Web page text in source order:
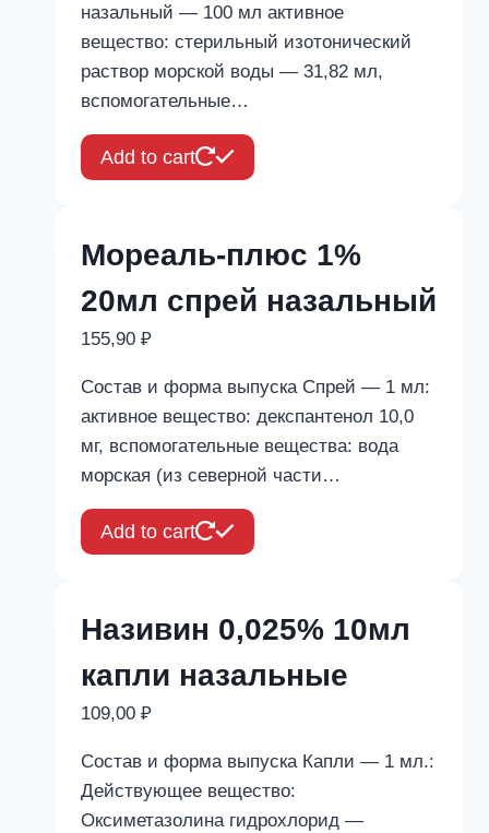
назальный — 100 мл активное
вещество: стерильный изотонический
раствор морской воды — 31,82 мл,
вспомогательные…
Add to cart
Мореаль-плюс 1%
20мл спрей назальный
155,90 ₽
Состав и форма выпуска Спрей — 1 мл:
активное вещество: декспантенол 10,0
мг, вспомогательные вещества: вода
морская (из северной части…
Add to cart
Називин 0,025% 10мл
капли назальные
109,00 ₽
Состав и форма выпуска Капли — 1 мл.:
Действующее вещество:
Оксиметазолина гидрохлорид —